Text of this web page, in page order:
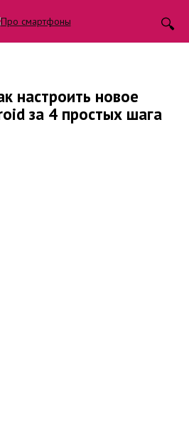
настроить новое
за 4 простых шага